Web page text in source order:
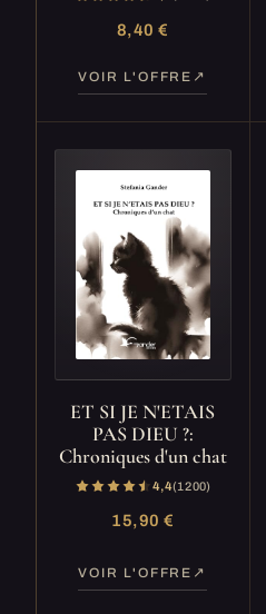
8,40 €
VOIR L'OFFRE
ET SI JE N'ETAIS
PAS DIEU ?:
Chroniques d'un chat
4,4(1 200)
15,90 €
VOIR L'OFFRE